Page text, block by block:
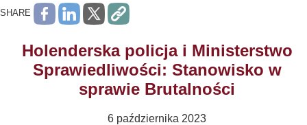
SHARE
Holenderska policja i Ministerstwo
Sprawiedliwości: Stanowisko w
sprawie Brutalności
6 października 2023